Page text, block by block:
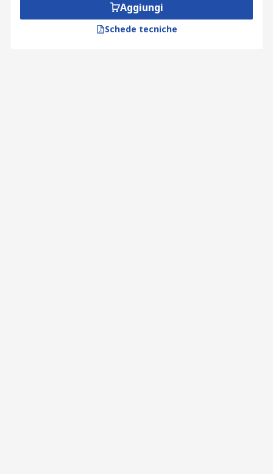
Aggiungi
Schede tecniche